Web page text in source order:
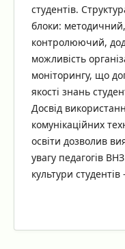
студентів.
блоки:
контролюючий,
можливість
моніторингу, що
якості знань
Досвід
комунікаційних
освіти дозволив
увагу педагогів
культури студентів